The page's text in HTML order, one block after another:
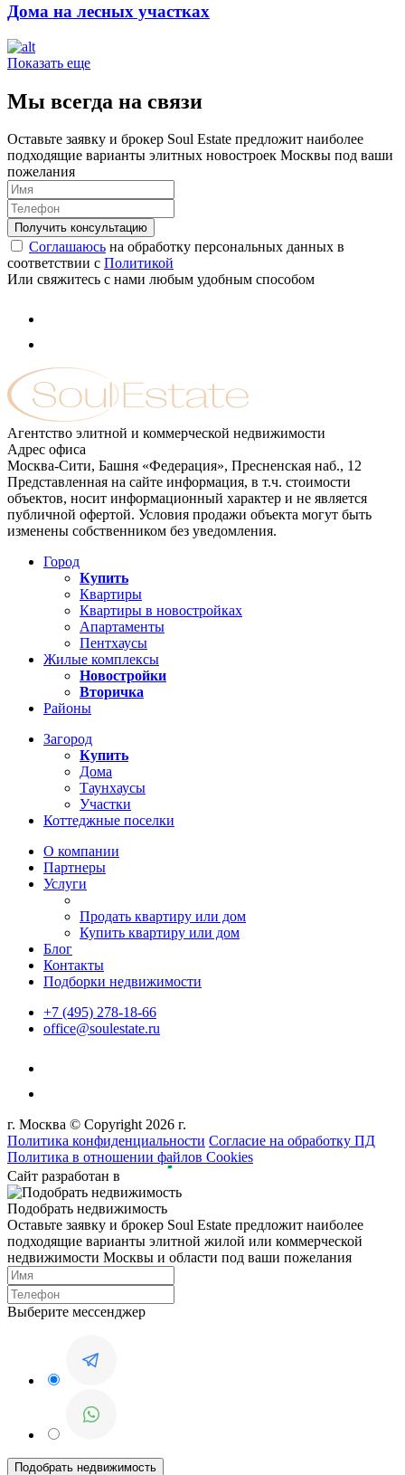
Дома на лесных участках
Показать еще
Мы всегда на связи
Оставьте заявку и брокер Soul Estate предложит наиболее
подходящие варианты элитных новостроек Москвы под ваши
пожелания
Соглашаюсь на обработку персональных данных в
соответствии с Политикой
Или свяжитесь с нами любым удобным способом
Агентство элитной и коммерческой недвижимости
Адрес офиса
Москва-Сити, Башня «Федерация», Пресненская наб., 12
Представленная на сайте информация, в т.ч. стоимости
объектов, носит информационный характер и не является
публичной офертой. Условия продажи объекта могут быть
изменены собственником без уведомления.
Город
Купить
Квартиры
Квартиры в новостройках
Апартаменты
Пентхаусы
Жилые комплексы
Новостройки
Вторичка
Районы
Загород
Купить
Дома
Таунхаусы
Участки
Коттеджные поселки
О компании
Партнеры
Услуги
Продать квартиру или дом
Купить квартиру или дом
Блог
Контакты
Подборки недвижимости
+7 (495) 278-18-66
office@soulestate.ru
г. Москва © Copyright 2026 г.
Политика конфиденциальности Согласие на обработку ПД
Политика в отношении файлов Cookies
Сайт разработан в
Подобрать недвижимость
Оставьте заявку и брокер Soul Estate предложит наиболее
подходящие варианты элитной жилой или коммерческой
недвижимости Москвы и области под ваши пожелания
Выберите мессенджер